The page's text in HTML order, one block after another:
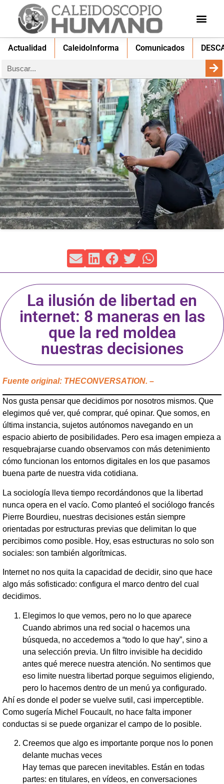
Actualidad CaleidoInforma Comunicados
La ilusión de libertad en
internet: 8 maneras en las
que la red moldea
nuestras decisiones
Fuente original: THECONVERSATION. –
Nos gusta pensar que decidimos por nosotros mismos. Que
elegimos qué ver, qué comprar, qué opinar. Que somos, en
última instancia, sujetos autónomos navegando en un
espacio abierto de posibilidades. Pero esa imagen empieza a
resquebrajarse cuando observamos con más detenimiento
cómo funcionan los entornos digitales en los que pasamos
buena parte de nuestra vida cotidiana.
La sociología lleva tiempo recordándonos que la libertad
nunca opera en el vacío. Como planteó el sociólogo francés
Pierre Bourdieu, nuestras decisiones están siempre
orientadas por estructuras previas que delimitan lo que
percibimos como posible. Hoy, esas estructuras no solo son
sociales: son también algorítmicas.
Internet no nos quita la capacidad de decidir, sino que hace
algo más sofisticado: configura el marco dentro del cual
decidimos.
Elegimos lo que vemos, pero no lo que aparece
Cuando abrimos una red social o hacemos una
búsqueda, no accedemos a “todo lo que hay”, sino a
una selección previa. Un filtro invisible ha decidido
antes qué merece nuestra atención. No sentimos que
eso limite nuestra libertad porque seguimos eligiendo,
pero lo hacemos dentro de un menú ya configurado.
Ahí es donde el poder se vuelve sutil, casi imperceptible.
Como sugería Michel Foucault, no hace falta imponer
conductas si se puede organizar el campo de lo posible.
Creemos que algo es importante porque nos lo ponen
delante muchas veces
Hay temas que parecen inevitables. Están en todas
partes: en titulares, en vídeos, en conversaciones